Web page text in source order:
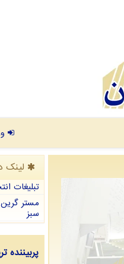
لینک
تبلیغات
مستر
سبز
پربیننده